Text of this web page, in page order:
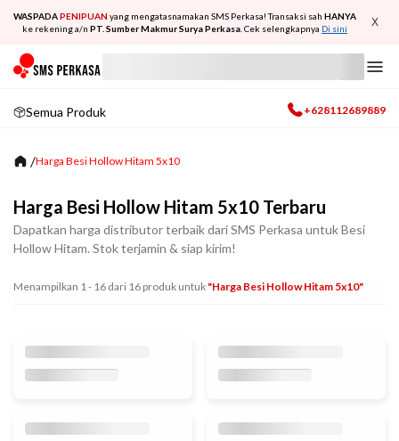
WASPADAPENIPUAN yang mengatasnamakan SMS Perkasa! Transaksi sah HANYA
ke rekening a/n PT. Sumber Makmur Surya Perkasa . Cek selengkapnya Di sini X
Semua Produk +628112689889
/Harga Besi Hollow Hitam 5x10
Harga Besi Hollow Hitam 5x10 Terbaru
Dapatkan harga distributor terbaik dari SMS Perkasa untuk Besi
Hollow Hitam. Stok terjamin & siap kirim!
Menampilkan 1- 16 dari 16 produk untuk "harga Besi Hollow Hitam 5x10"